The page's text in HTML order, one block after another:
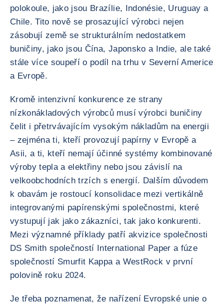
polokoule, jako jsou Brazílie, Indonésie, Uruguay a
Chile. Tito nově se prosazující výrobci nejen
zásobují země se strukturálním nedostatkem
buničiny, jako jsou Čína, Japonsko a Indie, ale také
stále více soupeří o podíl na trhu v Severní Americe
a Evropě.
Kromě intenzivní konkurence ze strany
nízkonákladových výrobců musí výrobci buničiny
čelit i přetrvávajícím vysokým nákladům na energii
– zejména ti, kteří provozují papírny v Evropě a
Asii, a ti, kteří nemají účinné systémy kombinované
výroby tepla a elektřiny nebo jsou závislí na
velkoobchodních trzích s energií. Dalším důvodem
k obavám je rostoucí konsolidace mezi vertikálně
integrovanými papírenskými společnostmi, které
vystupují jak jako zákazníci, tak jako konkurenti.
Mezi významné příklady patří akvizice společnosti
DS Smith společností International Paper a fúze
společností Smurfit Kappa a WestRock v první
polovině roku 2024.
Je třeba poznamenat, že nařízení Evropské unie o